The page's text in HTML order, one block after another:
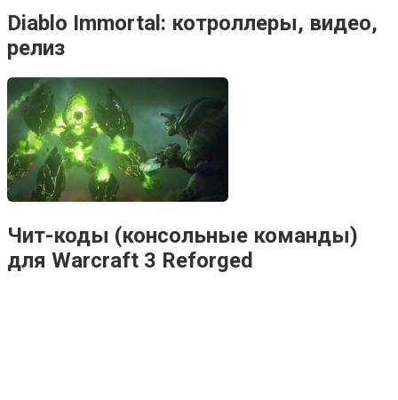
Diablo Immortal: котроллеры, видео,
релиз
Чит-коды (консольные команды)
для Warcraft 3 Reforged